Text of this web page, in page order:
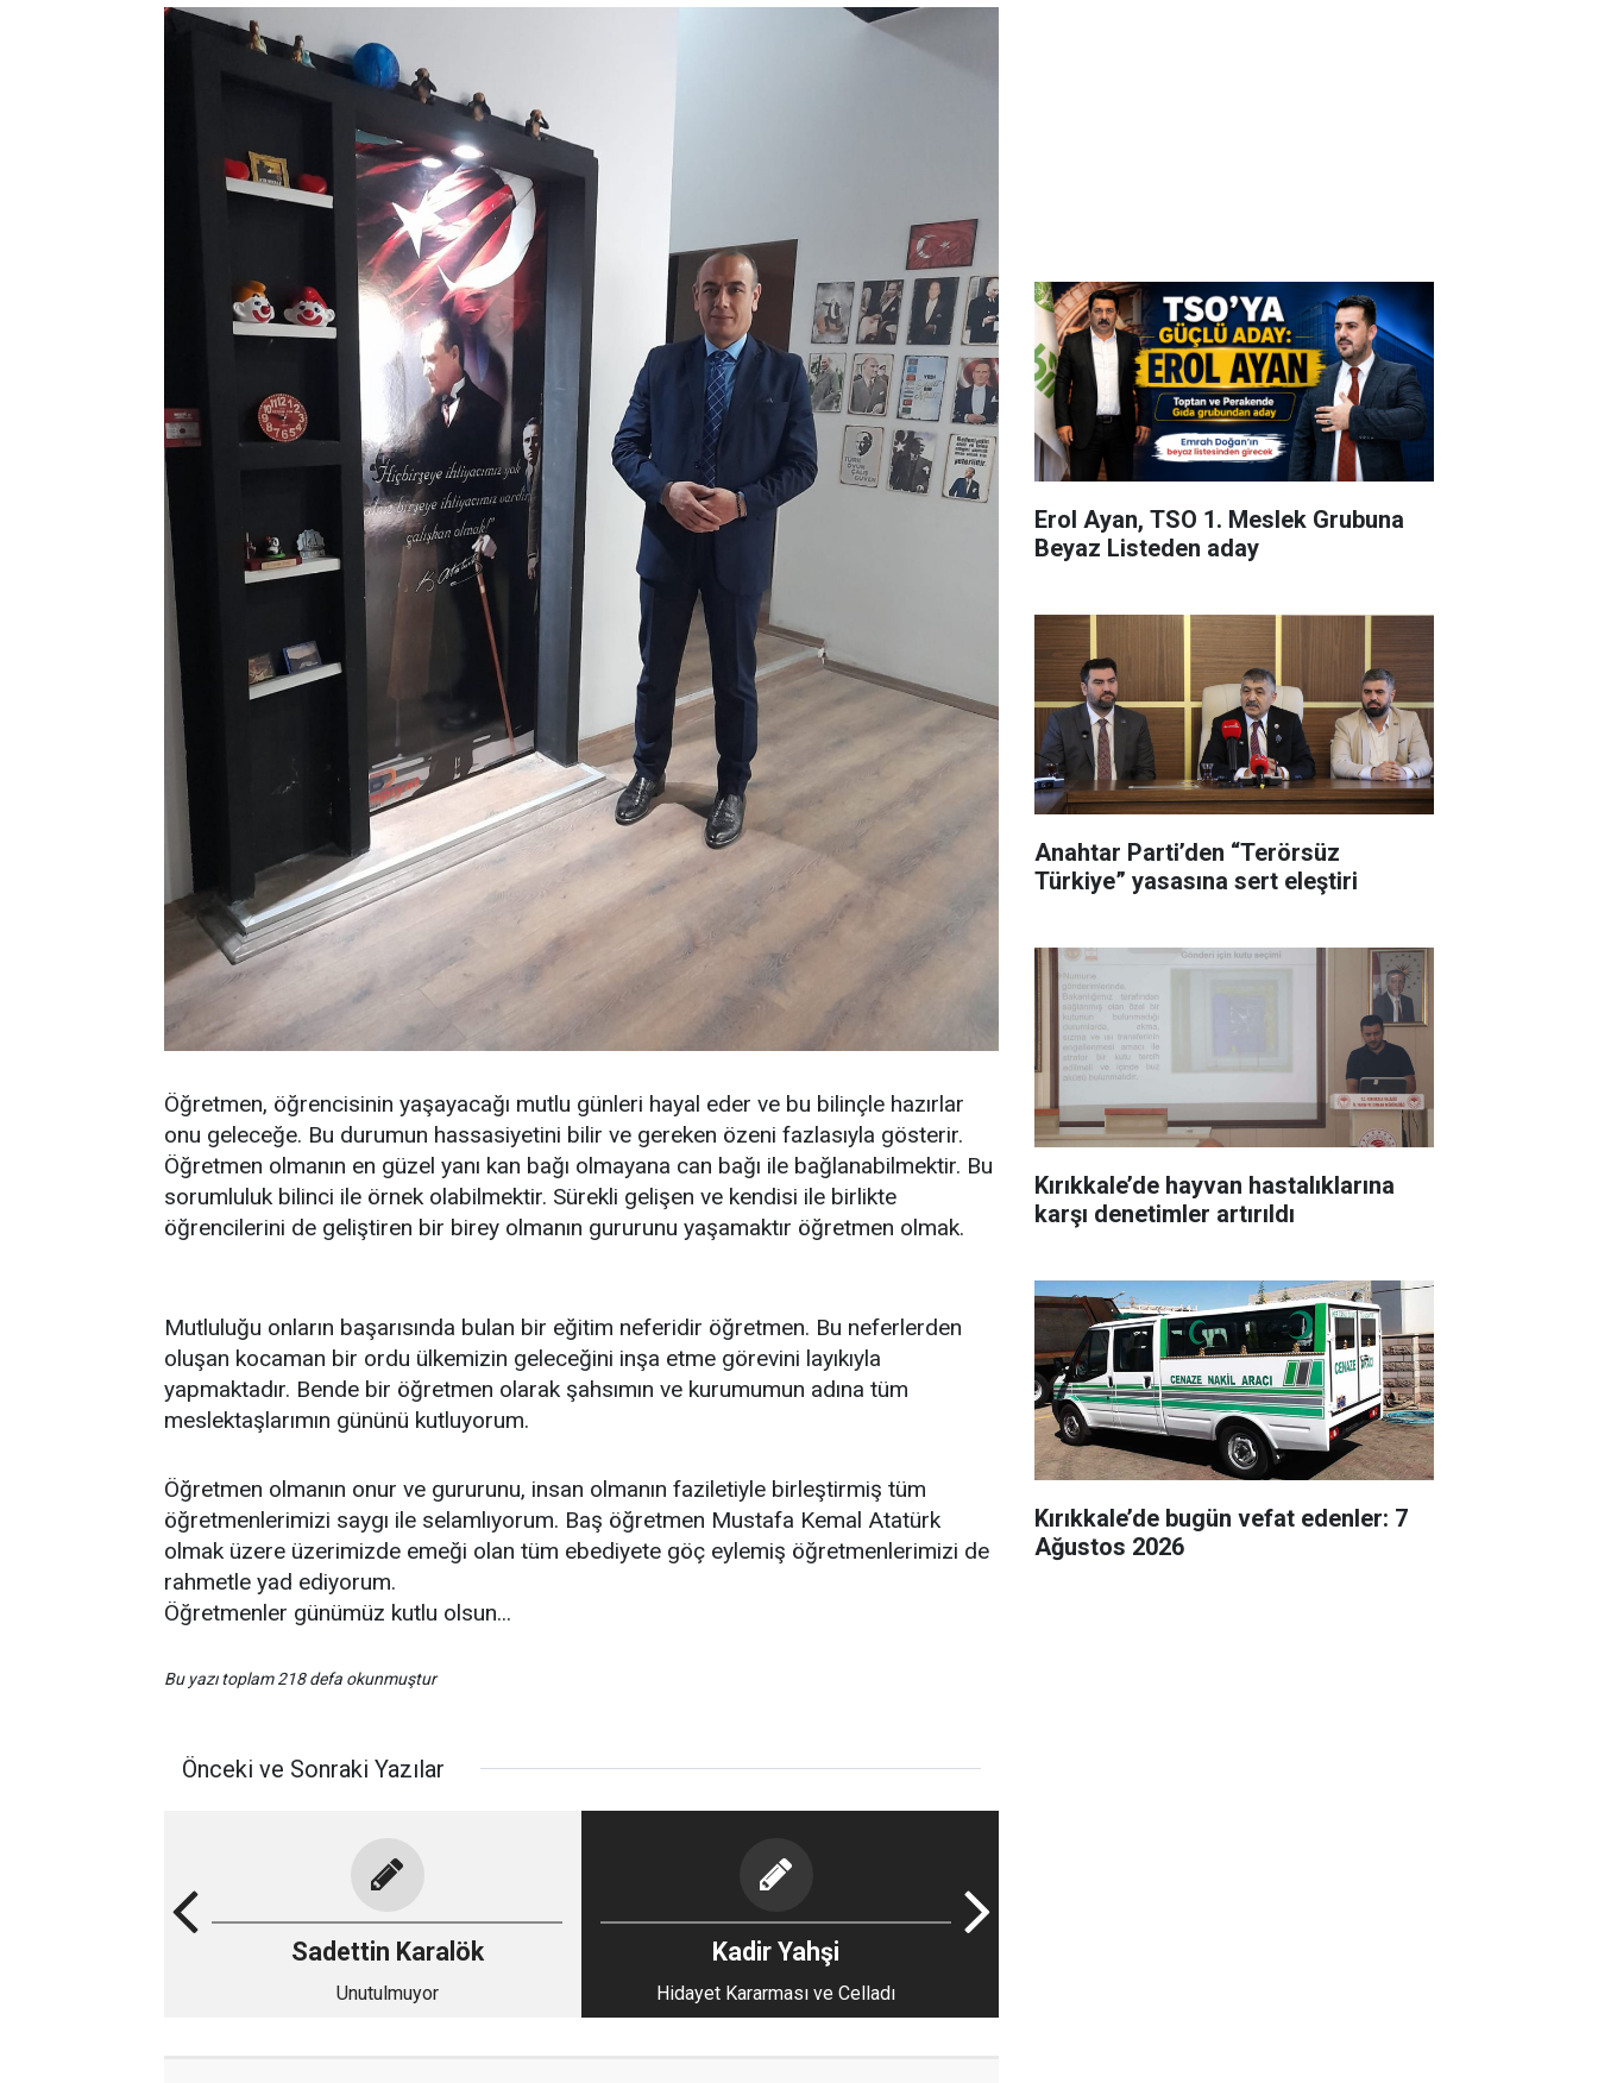
Öğretmen, öğrencisinin yaşayacağı mutlu günleri hayal eder ve bu bilinçle hazırlar
onu geleceğe. Bu durumun hassasiyetini bilir ve gereken özeni fazlasıyla gösterir.
Öğretmen olmanın en güzel yanı kan bağı olmayana can bağı ile bağlanabilmektir. Bu
sorumluluk bilinci ile örnek olabilmektir. Sürekli gelişen ve kendisi ile birlikte
öğrencilerini de geliştiren bir birey olmanın gururunu yaşamaktır öğretmen olmak.
Mutluluğu onların başarısında bulan bir eğitim neferidir öğretmen. Bu neferlerden
oluşan kocaman bir ordu ülkemizin geleceğini inşa etme görevini layıkıyla
yapmaktadır. Bende bir öğretmen olarak şahsımın ve kurumumun adına tüm
meslektaşlarımın gününü kutluyorum.
Öğretmen olmanın onur ve gururunu, insan olmanın faziletiyle birleştirmiş tüm
öğretmenlerimizi saygı ile selamlıyorum. Baş öğretmen Mustafa Kemal Atatürk
olmak üzere üzerimizde emeği olan tüm ebediyete göç eylemiş öğretmenlerimizi de
rahmetle yad ediyorum.
Öğretmenler günümüz kutlu olsun...
Bu yazı toplam 218 defa okunmuştur
Önceki ve Sonraki Yazılar
Sadettin Karalök
Unutulmuyor
Kadir Yahşi
Hidayet Kararması ve Celladı
Erol Ayan, TSO 1. Meslek Grubuna
Beyaz Listeden aday
Anahtar Parti’den “Terörsüz
Türkiye” yasasına sert eleştiri
Kırıkkale’de hayvan hastalıklarına
karşı denetimler artırıldı
Kırıkkale’de bugün vefat edenler: 7
Ağustos 2026